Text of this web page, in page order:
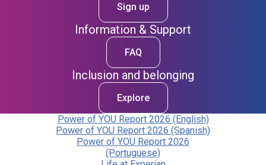
Sign up
Information & Support
FAQ
Inclusion and belonging
Explore
Power of YOU Report 2026 (English)
Power of YOU Report 2026 (Spanish)
Power of YOU Report 2026
(Portuguese)